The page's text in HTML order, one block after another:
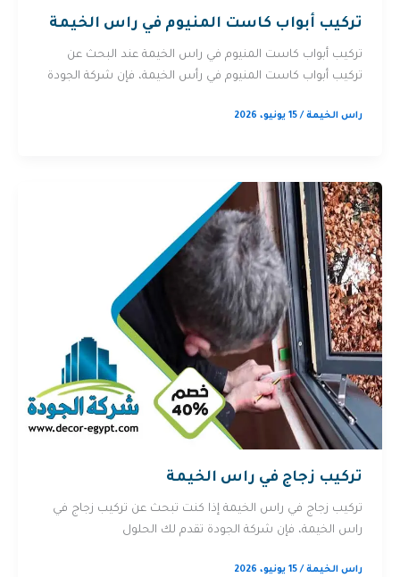
تركيب أبواب كاست المنيوم في راس الخيمة
تركيب أبواب كاست المنيوم في راس الخيمة عند البحث عن
تركيب أبواب كاست المنيوم في رأس الخيمة، فإن شركة الجودة
راس الخيمة/15 يونيو، 2026
تركيب زجاج في راس الخيمة
تركيب زجاج في راس الخيمة إذا كنت تبحث عن تركيب زجاج في
راس الخيمة، فإن شركة الجودة تقدم لك الحلول
راس الخيمة/15 يونيو، 2026